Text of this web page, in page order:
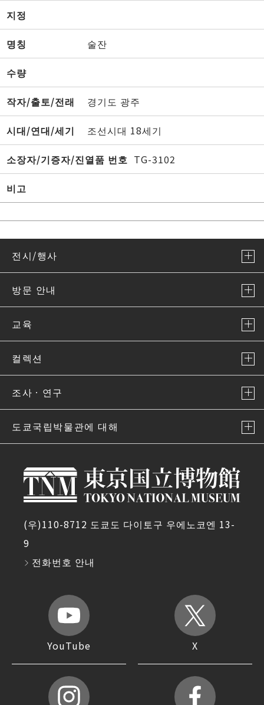
지정
명칭 술잔
수량
작자/출토/전래 경기도 광주
시대/연대/세기 조선시대 18세기
소장자/기증자/진열품 번호 TG-3102
비고
전시/행사
방문 안내
교육
컬렉션
조사ㆍ연구
도쿄국립박물관에 대해
(우)110-8712 도쿄도 다이토구 우에노코엔 13-
9
전화번호 안내
YouTube X